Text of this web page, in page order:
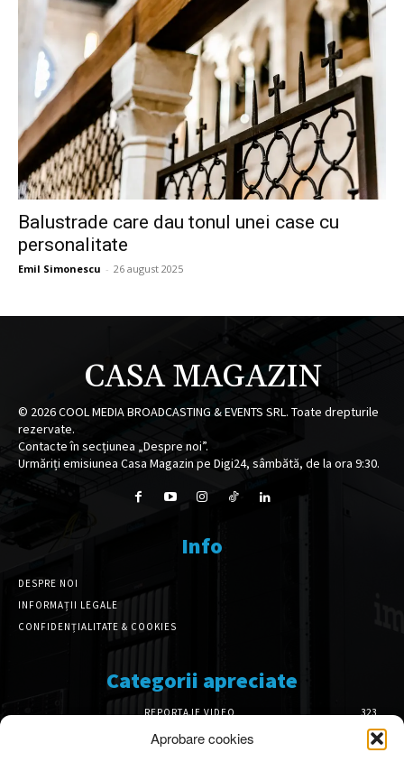
Aprobare cookies
Balustrade care dau tonul unei case cu
personalitate
Emil Simonescu - 26 august 2025
CASA MAGAZIN
© 2026COOL MEDIA BROADCASTING & EVENTS SRL. Toate drepturile
rezervate.
Contacte în secțiunea „Despre noi”.
Urmăriți emisiunea Casa Magazin pe Digi24, sâmbătă, de la ora 9:30.
Info
DESPRE NOI
INFORMAȚII LEGALE
CONFIDENȚIALITATE & COOKIES
Categorii apreciate
REPORTAJE VIDEO
323
AMENAJĂRI INTERIOARE
126